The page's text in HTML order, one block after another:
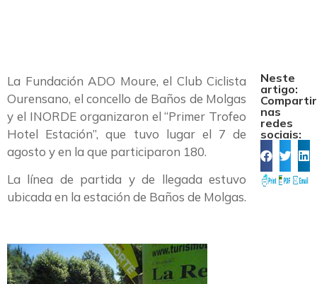
La Fundación ADO Moure, el Club Ciclista
Ourensano, el concello de Baños de Molgas
y el INORDE organizaron el “Primer Trofeo
Hotel Estación”, que tuvo lugar el 7 de
agosto y en la que participaron 180.
La línea de partida y de llegada estuvo
ubicada en la estación de Baños de Molgas.
Neste
artigo:
Compartir
nas
redes
sociais: